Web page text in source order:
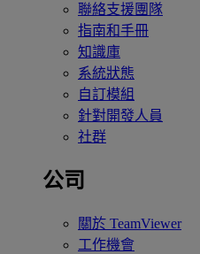
聯絡支援團隊
指南和手冊
知識庫
系統狀態
自訂模組
針對開發人員
社群
公司
關於 TeamViewer
工作機會